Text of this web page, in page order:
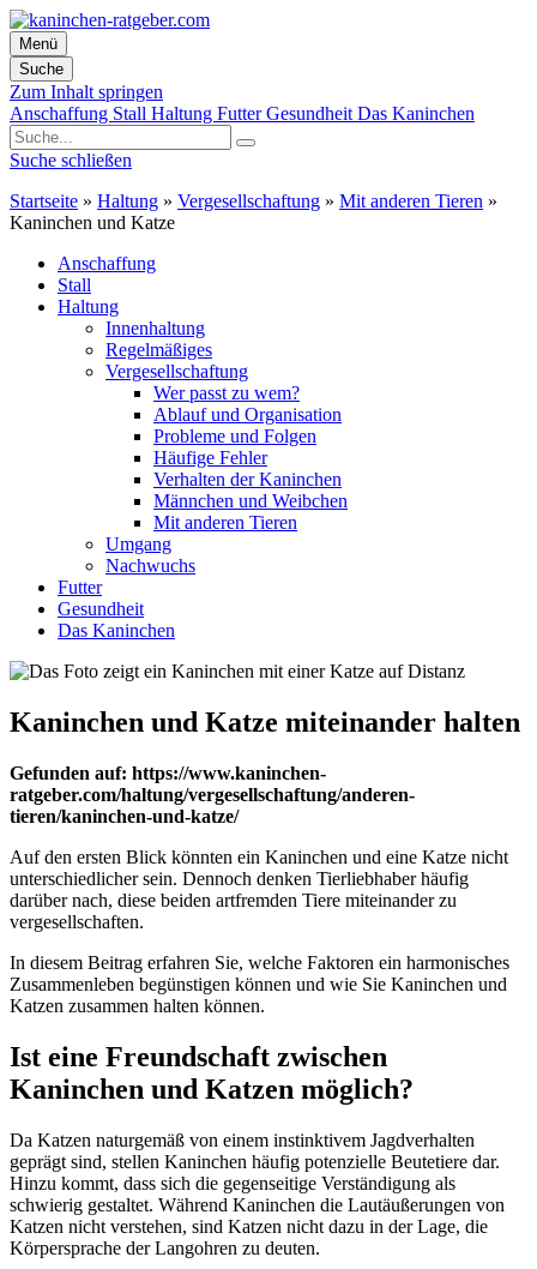
Menü
Suche
Zum Inhalt springen
Anschaffung Stall Haltung FutterGesundheit Das Kaninchen
Suche schließen
Startseite » Haltung » Vergesellschaftung » Mit anderen Tieren »
Kaninchen und Katze
Anschaffung
Stall
Haltung
Innenhaltung
Regelmäßiges
Vergesellschaftung
Wer passt zu wem?
Ablauf und Organisation
Probleme und Folgen
Häufige Fehler
Verhalten der Kaninchen
Männchen und Weibchen
Mit anderen Tieren
Umgang
Nachwuchs
Futter
Gesundheit
Das Kaninchen
Kaninchen und Katze miteinander halten
Gefunden auf: https://www.kaninchen-
ratgeber.com/haltung/vergesellschaftung/anderen-
tieren/kaninchen-und-katze/
Auf den ersten Blick könnten ein Kaninchen und eine Katze nicht
unterschiedlicher sein. Dennoch denken Tierliebhaber häufig
darüber nach, diese beiden artfremden Tiere miteinander zu
vergesellschaften.
In diesem Beitrag erfahren Sie, welche Faktoren ein harmonisches
Zusammenleben begünstigen können und wie Sie Kaninchen und
Katzen zusammen halten können.
Ist eine Freundschaft zwischen
Kaninchen und Katzen möglich?
Da Katzen naturgemäß von einem instinktivem Jagdverhalten
geprägt sind, stellen Kaninchen häufig potenzielle Beutetiere dar.
Hinzu kommt, dass sich die gegenseitige Verständigung als
schwierig gestaltet. Während Kaninchen die Lautäußerungen von
Katzen nicht verstehen, sind Katzen nicht dazu in der Lage, die
Körpersprache der Langohren zu deuten.